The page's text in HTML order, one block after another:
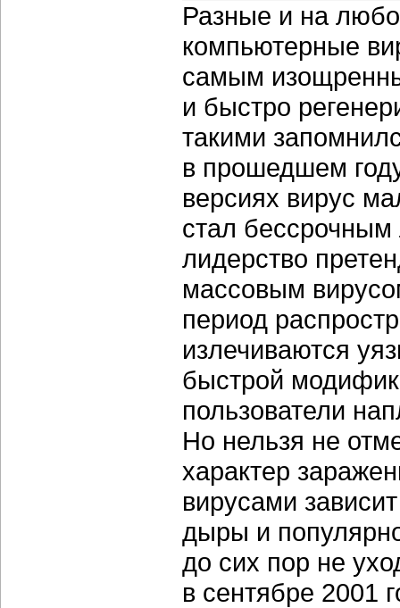
Разные и на
компьютерные
самым
и быстро
такими
в прошедшем
версиях вирус
стал бессрочным
лидерство
массовым
период
излечиваются
быстрой
пользователи
Но нельзя не
характер
вирусами
дыры и
до сих пор не
в сентябре 2001